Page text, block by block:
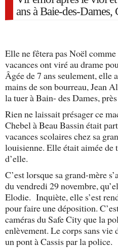
ans à Baie-des-Dames,
Elle ne fêtera pas Noël comme
vacances ont viré au drame
Âgée de 7 ans seulement, elle
mains de son bourreau, Jean
la tuer à Bain- des Dames,
Rien ne laissait présager ce
Chebel à Beau Bassin était
vacances scolaires chez sa
louisienne. Elle était aimée
d’elle.
C’est lorsque sa grand-mère
du vendredi 29 novembre,
Elodie. Inquiète, elle s’est
pour faire une déposition.
caméras du Safe City que la
enlèvement. Le corps sans vie
un pont à Cassis par la police.